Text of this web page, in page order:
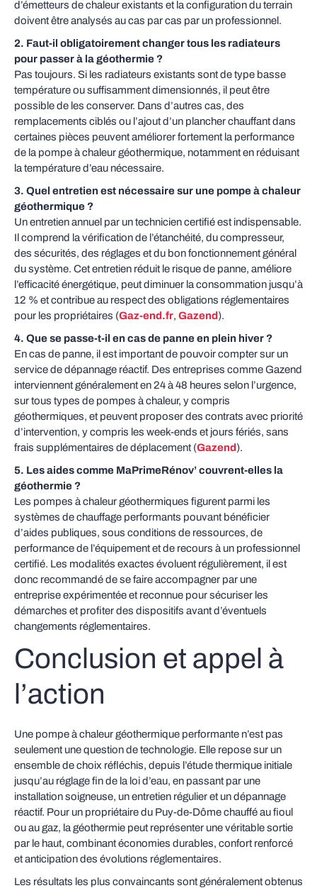
d’émetteurs de chaleur existants et la configuration du terrain
doivent être analysés au cas par cas par un professionnel.
2. Faut-il obligatoirement changer tous les radiateurs
pour passer à la géothermie ?
Pas toujours. Si les radiateurs existants sont de type basse
température ou suffisamment dimensionnés, il peut être
possible de les conserver. Dans d’autres cas, des
remplacements ciblés ou l’ajout d’un plancher chauffant dans
certaines pièces peuvent améliorer fortement la performance
de la pompe à chaleur géothermique, notamment en réduisant
la température d’eau nécessaire.
3. Quel entretien est nécessaire sur une pompe à chaleur
géothermique ?
Un entretien annuel par un technicien certifié est indispensable.
Il comprend la vérification de l’étanchéité, du compresseur,
des sécurités, des réglages et du bon fonctionnement général
du système. Cet entretien réduit le risque de panne, améliore
l’efficacité énergétique, peut diminuer la consommation jusqu’à
12 % et contribue au respect des obligations réglementaires
pour les propriétaires (Gaz-end.fr, Gazend).
4. Que se passe-t-il en cas de panne en plein hiver ?
En cas de panne, il est important de pouvoir compter sur un
service de dépannage réactif. Des entreprises comme Gazend
interviennent généralement en 24 à 48 heures selon l’urgence,
sur tous types de pompes à chaleur, y compris
géothermiques, et peuvent proposer des contrats avec priorité
d’intervention, y compris les week-ends et jours fériés, sans
frais supplémentaires de déplacement (Gazend).
5. Les aides comme MaPrimeRénov’ couvrent-elles la
géothermie ?
Les pompes à chaleur géothermiques figurent parmi les
systèmes de chauffage performants pouvant bénéficier
d’aides publiques, sous conditions de ressources, de
performance de l’équipement et de recours à un professionnel
certifié. Les modalités exactes évoluent régulièrement, il est
donc recommandé de se faire accompagner par une
entreprise expérimentée et reconnue pour sécuriser les
démarches et profiter des dispositifs avant d’éventuels
changements réglementaires.
Conclusion et appel à
l’action
Une pompe à chaleur géothermique performante n’est pas
seulement une question de technologie. Elle repose sur un
ensemble de choix réfléchis, depuis l’étude thermique initiale
jusqu’au réglage fin de la loi d’eau, en passant par une
installation soigneuse, un entretien régulier et un dépannage
réactif. Pour un propriétaire du Puy-de-Dôme chauffé au fioul
ou au gaz, la géothermie peut représenter une véritable sortie
par le haut, combinant économies durables, confort renforcé
et anticipation des évolutions réglementaires.
Les résultats les plus convaincants sont généralement obtenus